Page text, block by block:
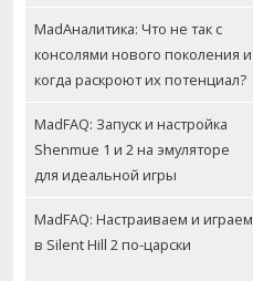
MadАналитика: Что не так с
консолями нового поколения и
когда раскроют их потенциал?
MadFAQ: Запуск и настройка
Shenmue 1 и 2 на эмуляторе
для идеальной игры
MadFAQ: Настраиваем и играем
в Silent Hill 2 по-царски